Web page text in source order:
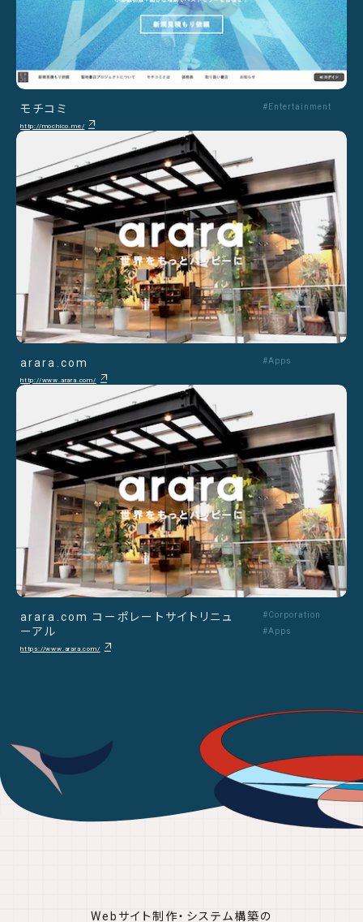
モチコミ
http://mochico.me/
#Entertainment
arara.com
http://www.arara.com/
#Apps
arara.com コーポレートサイトリニュ
ーアル
https://www.arara.com/
#Corporation
#Apps
Webサイト制作・システム構築の